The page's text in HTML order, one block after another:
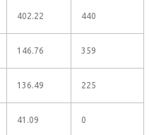
402.22 440
146.76 359
136.49 225
41.09 0